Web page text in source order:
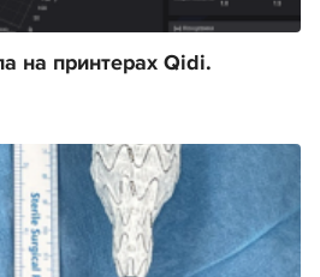
на принтерах Qidi.